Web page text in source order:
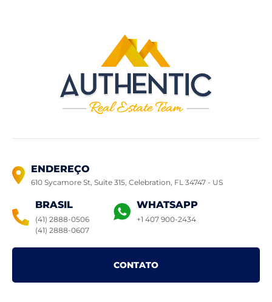
ENDEREÇO
610 Sycamore St, Suite 315, Celebration, FL 34747 - US
BRASIL
(41) 2888-0506
(41) 2888-0607
WHATSAPP
+1 407 900-2434
CONTATO